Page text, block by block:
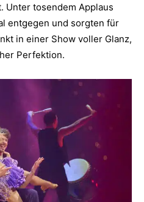
Unter tosendem Applaus
entgegen und sorgten für
in einer Show voller Glanz,
Perfektion.